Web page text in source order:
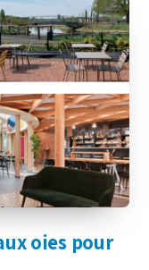
oies pour